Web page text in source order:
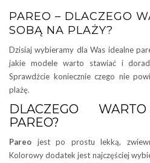
PAREO – DLACZEGO
SOBĄ NA PLAŻY?
Dzisiaj wybieramy dla Was idealne
jakie modele warto stawiać i
Sprawdźcie koniecznie czego nie
plażę.
DLACZEGO
PAREO?
Pareo jest po prostu lekką,
Kolorowy dodatek jest najczęściej